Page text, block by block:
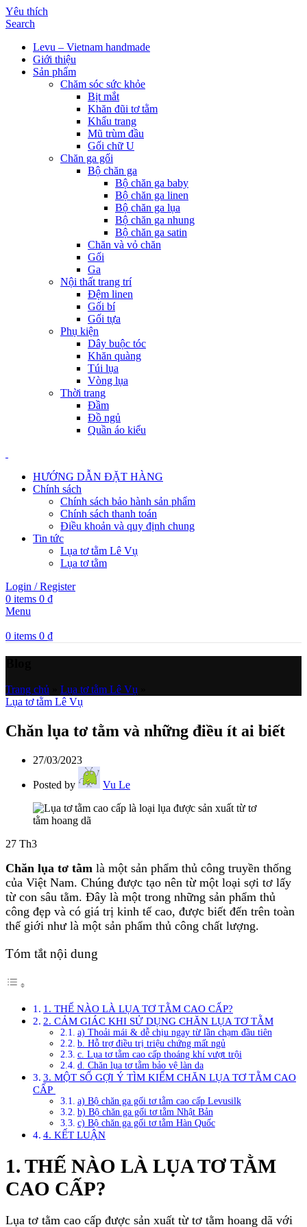
Yêu thích
Search
Levu – Vietnam handmade
Giới thiệu
Sản phẩm
Chăm sóc sức khỏe
Bịt mắt
Khăn đũi tơ tằm
Khẩu trang
Mũ trùm đầu
Gối chữ U
Chăn ga gối
Bộ chăn ga
Bộ chăn ga baby
Bộ chăn ga linen
Bộ chăn ga lụa
Bộ chăn ga nhung
Bộ chăn ga satin
Chăn và vỏ chăn
Gối
Ga
Nội thất trang trí
Đệm linen
Gối bí
Gối tựa
Phụ kiện
Dây buộc tóc
Khăn quàng
Túi lụa
Vòng lụa
Thời trang
Đầm
Đồ ngủ
Quần áo kiểu
HƯỚNG DẪN ĐẶT HÀNG
Chính sách
Chính sách bảo hành sản phẩm
Chính sách thanh toán
Điều khoản và quy định chung
Tin tức
Lụa tơ tằm Lê Vụ
Lụa tơ tằm
Login / Register
0 items 0 ₫
Menu
0 items 0 ₫
Trang chủ Lụa tơ tằm Lê Vụ
Lụa tơ tằm Lê Vụ
Chăn lụa tơ tằm và những điều ít ai biết
27/03/2023
Posted by Vu Le
27 Th3
Chăn lụa tơ tằm là một sản phẩm thủ công truyền thống
của Việt Nam. Chúng được tạo nên từ một loại sợi tơ lấy
từ con sâu tằm. Đây là một trong những sản phẩm thủ
công đẹp và có giá trị kinh tế cao, được biết đến trên toàn
thế giới như là một sản phẩm thủ công chất lượng.
Tóm tắt nội dung
1. THẾ NÀO LÀ LỤA TƠ TẰM CAO CẤP?
2. CẢM GIÁC KHI SỬ DỤNG CHĂN LỤA TƠ TẰM
a) Thoải mái & dễ chịu ngay từ lần chạm đầu tiên
b. Hỗ trợ điều trị triệu chứng mất ngủ
c. Lụa tơ tằm cao cấp thoáng khí vượt trội
d. Chăn lụa tơ tằm bảo vệ làn da
3. MỘT SỐ GỢI Ý TÌM KIẾM CHĂN LỤA TƠ TẰM CAO
CẤP
a) Bộ chăn ga gối tơ tằm cao cấp Levusilk
b) Bộ chăn ga gối tơ tằm Nhật Bản
c) Bộ chăn ga gối tơ tằm Hàn Quốc
4. KẾT LUẬN
1. THẾ NÀO LÀ LỤA TƠ TẰM
CAO CẤP?
Lụa tơ tằm cao cấp được sản xuất từ tơ tằm hoang dã với